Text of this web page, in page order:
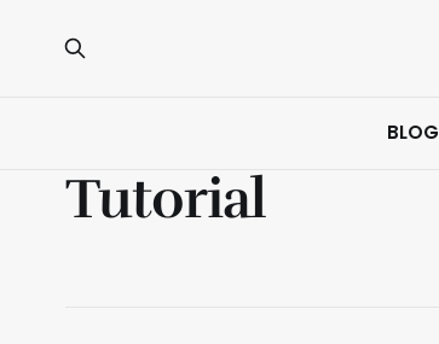
BLOG
Tutorial